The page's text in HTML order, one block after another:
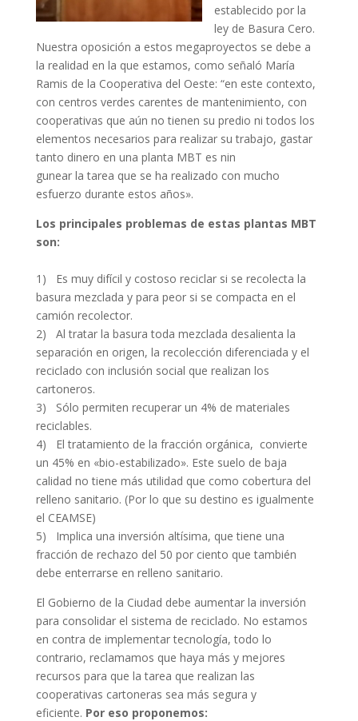
establecido por la
ley de Basura Cero.
Nuestra oposición a estos megaproyectos se debe a
la realidad en la que estamos, como señaló María
Ramis de la Cooperativa del Oeste: “en este contexto,
con centros verdes carentes de mantenimiento, con
cooperativas que aún no tienen su predio ni todos los
elementos necesarios para realizar su trabajo, gastar
tanto dinero en una planta MBT es nin
gunear la tarea que se ha realizado con mucho
esfuerzo durante estos años».
Los principales problemas de estas plantas MBT
son:
1) Es muy difícil y costoso reciclar si se recolecta la
basura mezclada y para peor si se compacta en el
camión recolector.
2) Al tratar la basura toda mezclada desalienta la
separación en origen, la recolección diferenciada y el
reciclado con inclusión social que realizan los
cartoneros.
3) Sólo permiten recuperar un 4% de materiales
reciclables.
4) El tratamiento de la fracción orgánica, convierte
un 45% en «bio-estabilizado». Este suelo de baja
calidad no tiene más utilidad que como cobertura del
relleno sanitario. (Por lo que su destino es igualmente
el CEAMSE)
5) Implica una inversión altísima, que tiene una
fracción de rechazo del 50 por ciento que también
debe enterrarse en relleno sanitario.
El Gobierno de la Ciudad debe aumentar la inversión
para consolidar el sistema de reciclado. No estamos
en contra de implementar tecnología, todo lo
contrario, reclamamos que haya más y mejores
recursos para que la tarea que realizan las
cooperativas cartoneras sea más segura y
eficiente. Por eso proponemos: